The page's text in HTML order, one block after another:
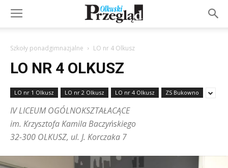
Szkoły ponadgimnazjalne LO nr 4 Olkusz
LO NR 4 OLKUSZ
LO nr 1 Olkusz LO nr 2 Olkusz LO nr 4 Olkusz ZS Bukowno
IV LICEUM OGÓLNOKSZTAŁACĄCE
im. Krzysztofa Kamila Baczyńskiego
32-300 OLKUSZ, ul. J. Korczaka 7